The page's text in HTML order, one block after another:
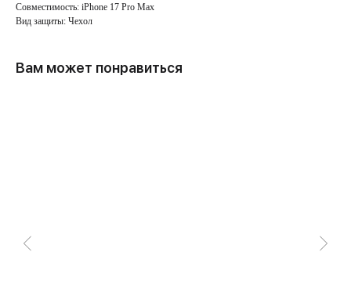
Совместимость: iPhone 17 Pro Max
Вид защиты: Чехол
Вам может понравиться